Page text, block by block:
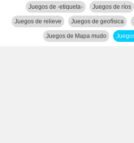
Juegos de -etiqueta- Juegos de ríos
Juegos de relieve Juegos de geofísica
Juegos de Mapa mudo